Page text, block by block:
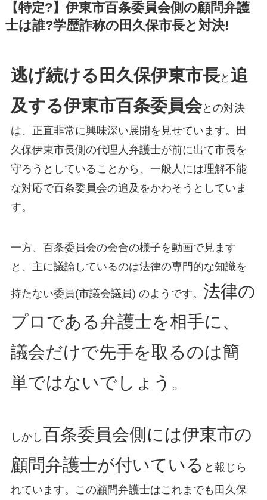
【特定?】伊東市百条委員会側の顧問弁護
士は誰?学歴詐称の田久保市長と対決!
逃げ続ける田久保伊東市長と 追
及する伊東市百条委員会との対決
は、正直非常に興味深い展開を見せています。田
久保伊東市長側の代理人弁護士が前に出て市長を
守ろうとしていることから、一般人には理解不能
な対応で百条委員会の追及をかわそうとしていま
す。
一方、百条委員会の会合の様子を動画で見ます
と、主に議論しているのは法律の専門的な知識を
持たない委員(市議会議員) のようです。 法律の
プロである弁護士を相手に、
議会だけで先手を取るのは簡
単ではないでしょう。
しかし百条委員会側には伊東市の
顧問弁護士が付いている と報じら
れています。この顧問弁護士はこれまでも田久保